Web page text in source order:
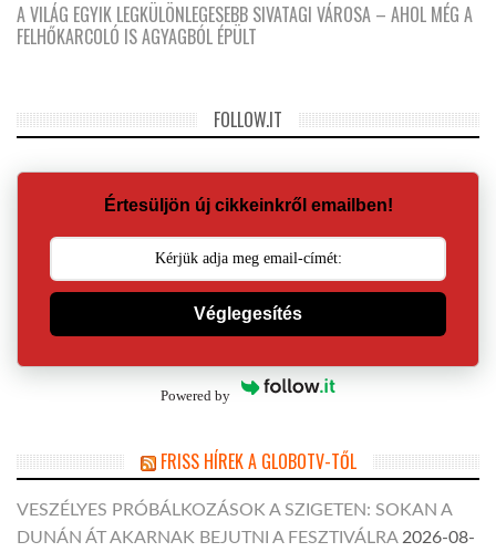
A VILÁG EGYIK LEGKÜLÖNLEGESEBB SIVATAGI VÁROSA – AHOL MÉG A
FELHŐKARCOLÓ IS AGYAGBÓL ÉPÜLT
FOLLOW.IT
Értesüljön új cikkeinkről emailben!
Véglegesítés
Powered by
FRISS HÍREK A GLOBOTV-TŐL
VESZÉLYES PRÓBÁLKOZÁSOK A SZIGETEN: SOKAN A
DUNÁN ÁT AKARNAK BEJUTNI A FESZTIVÁLRA 2026-08-